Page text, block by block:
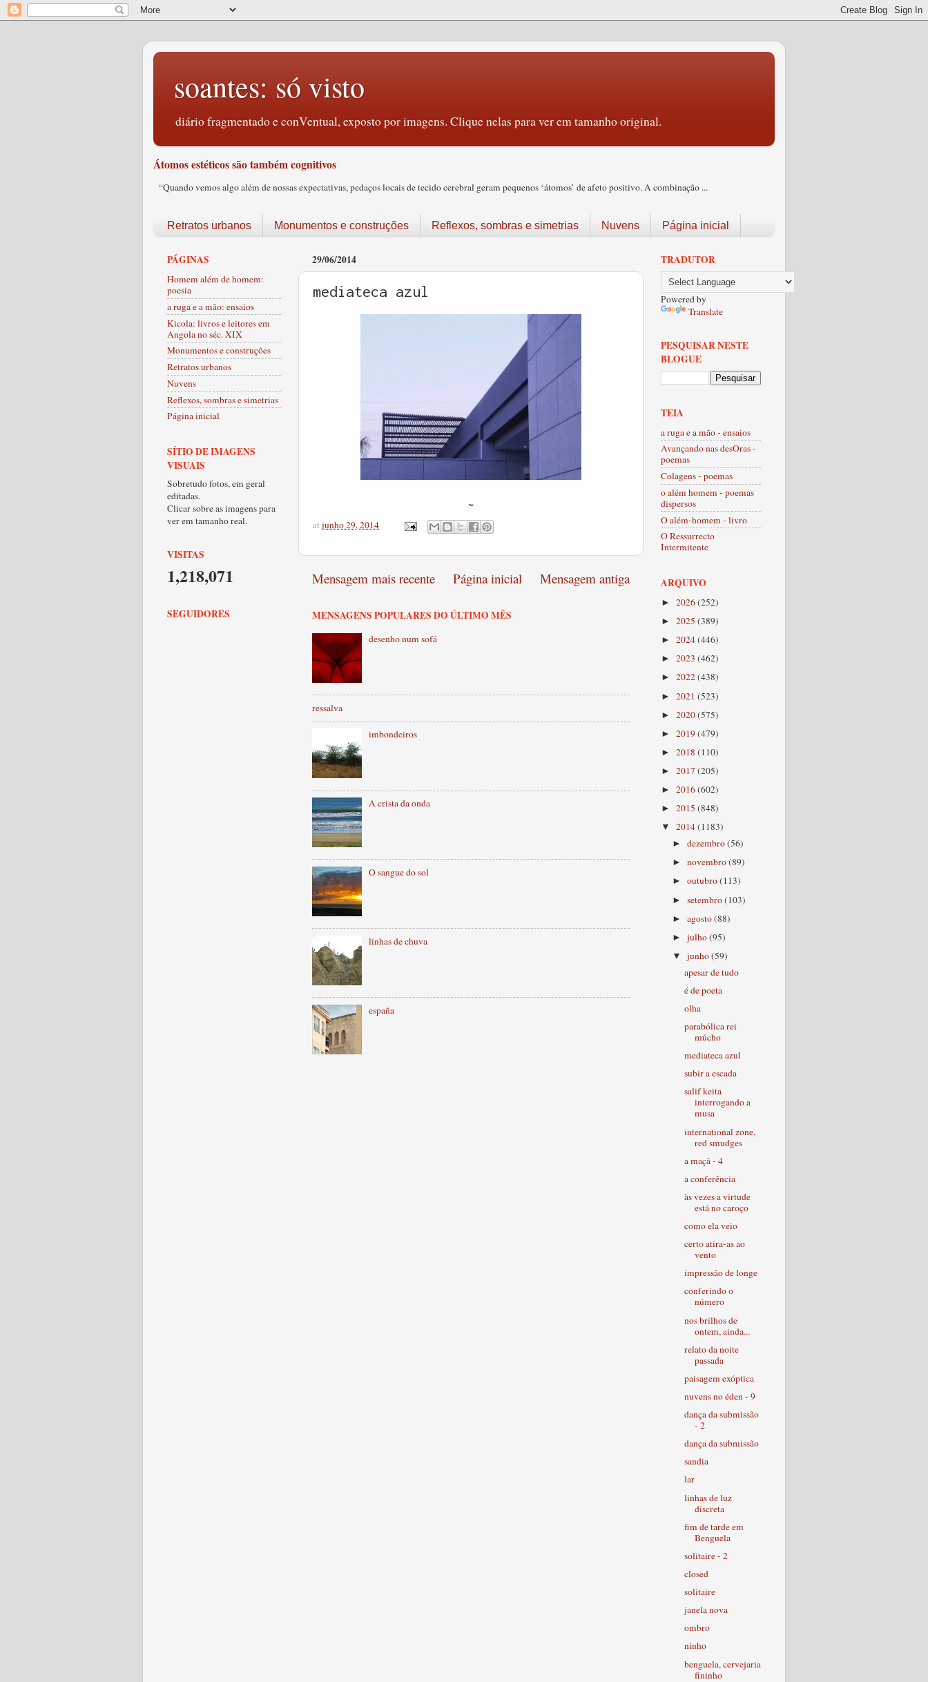
soantes: só visto
diário fragmentado e conVentual, exposto por imagens. Clique nelas para ver em tamanho original.
Átomos estéticos são também cognitivos
“Quando vemos algo além de nossas expectativas, pedaços locais de tecido cerebral geram pequenos ‘átomos’ de afeto positivo. A combinação ...
Retratos urbanos Monumentos e construções Reflexos, sombras e simetrias Nuvens Página inicial
29/06/2014
mediateca azul
~
atjunho 29, 2014
Mensagem mais recente Mensagem antiga
Página inicial
MENSAGENS POPULARES DO ÚLTIMO MÊS
desenho num sofá
ressalva
imbondeiros
A crista da onda
O sangue do sol
linhas de chuva
españa
PÁGINAS
Homem além de homem:
poesia
a ruga e a mão: ensaios
Kicola: livros e leitores em
Angola no séc. XIX
Monumentos e construções
Retratos urbanos
Nuvens
Reflexos, sombras e simetrias
Página inicial
SÍTIO DE IMAGENS
VISUAIS
Sobretudo fotos, em geral
editadas.
Clicar sobre as imagens para
ver em tamanho real.
VISITAS
1,218,071
SEGUIDORES
TRADUTOR
Powered by
Translate
PESQUISAR NESTE
BLOGUE
TEIA
a ruga e a mão - ensaios
Avançando nas desOras -
poemas
Colagens - poemas
o além homem - poemas
dispersos
O além-homem - livro
O Ressurrecto
Intermitente
ARQUIVO
► 2026(252)
► 2025 (389)
► 2024(446)
► 2023 (462)
► 2022(438)
► 2021 (523)
► 2020(575)
► 2019(479)
► 2018 (110)
► 2017 (205)
► 2016(602)
► 2015 (848)
▼ 2014(1183)
►dezembro(56)
►novembro(89)
►outubro(113)
►setembro(103)
►agosto(88)
►julho(95)
▼junho(59)
apesar de tudo
é de poeta
olha
parabólica rei
múcho
mediateca azul
subir a escada
salif keita
interrogando a
musa
international zone,
red smudges
a maçã - 4
a conferência
às vezes a virtude
está no caroço
como ela veio
certo atira-as ao
vento
impressão de longe
conferindo o
número
nos brilhos de
ontem, ainda...
relato da noite
passada
paisagem exóptica
nuvens no éden - 9
dança da submissão
- 2
dança da submissão
sandia
lar
linhas de luz
discreta
fim de tarde em
Benguela
solitaire - 2
closed
solitaire
janela nova
ombro
ninho
benguela, cervejaria
fininho